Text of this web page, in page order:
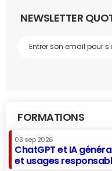
NEWSLETTER
FORMATIONS
03 sep 2026
ChatGPT et IA
et usages